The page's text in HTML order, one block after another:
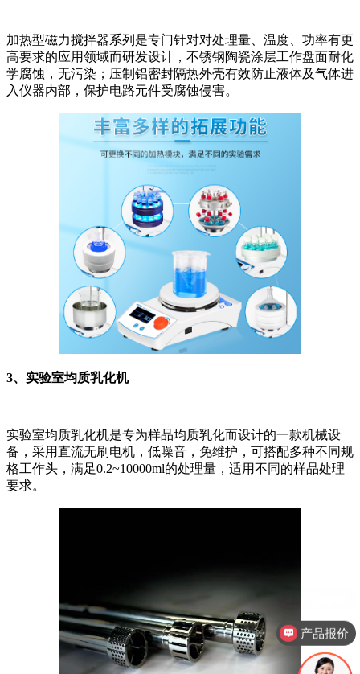
加热型磁力搅拌器系列是专门针对对处理量、温度、功率有更
高要求的应用领域而研发设计，不锈钢陶瓷涂层工作盘面耐化
学腐蚀，无污染；压制铝密封隔热外壳有效防止液体及气体进
入仪器内部，保护电路元件受腐蚀侵害。
3、实验室均质乳化机
实验室均质乳化机是专为样品均质乳化而设计的一款机械设
备，采用直流无刷电机，低噪音，免维护，可搭配多种不同规
格工作头，满足0.2~10000ml的处理量，适用不同的样品处理
要求。
产品报价